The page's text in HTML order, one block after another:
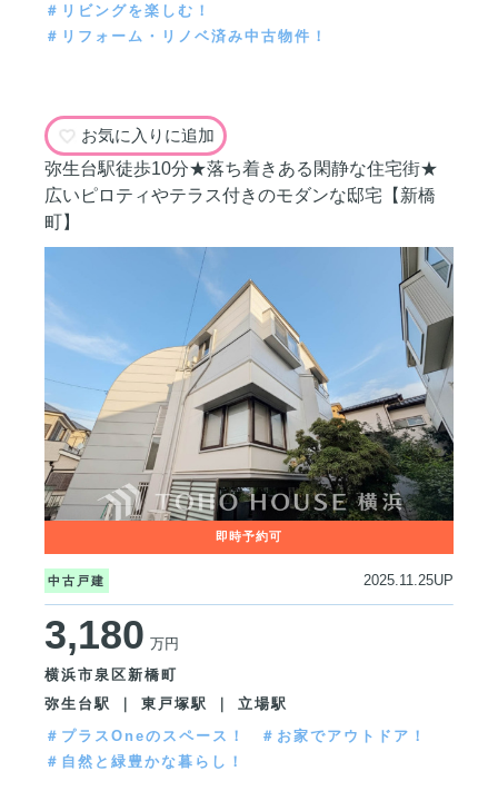
＃リビングを楽しむ！
＃リフォーム・リノベ済み中古物件！
お気に入りに追加
弥生台駅徒歩10分★落ち着きある閑静な住宅街★
広いピロティやテラス付きのモダンな邸宅【新橋
町】
中古戸建 2025.11.25UP
3,180 万円
横浜市泉区新橋町
弥生台駅 ｜ 東戸塚駅 ｜ 立場駅
＃プラスOneのスペース！
＃お家でアウトドア！
＃自然と緑豊かな暮らし！